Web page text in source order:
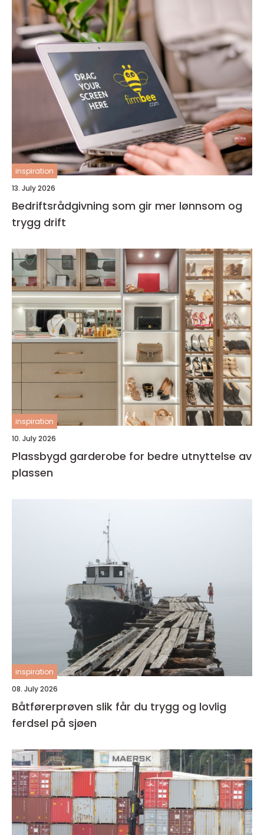
inspiration
13. July 2026
Bedriftsrådgivning som gir mer lønnsom og
trygg drift
inspiration
10. July 2026
Plassbygd garderobe for bedre utnyttelse av
plassen
inspiration
08. July 2026
Båtførerprøven slik får du trygg og lovlig
ferdsel på sjøen